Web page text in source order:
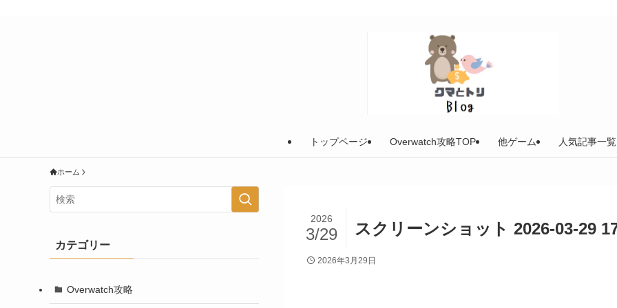
トップページ Overwatch攻略TOP 他ゲーム 人気記事一覧
ホーム
スクリーンショット 2026-03-29
2026
3/29
2026年3月29日
カテゴリー
Overwatch攻略